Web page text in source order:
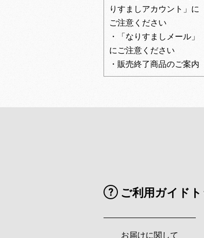
りすましアカウント」に
ご注意ください
・「なりすましメール」
にご注意ください
・販売終了商品のご案内
ご利用ガイド
お届けに関して